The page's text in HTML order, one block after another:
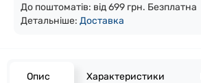
До поштоматів: від 699 грн. Безплатна
Детальніше: Доставка
Опис Характеристики